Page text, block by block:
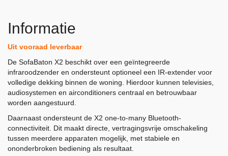
Informatie
Uit vooraad leverbaar
De SofaBaton X2 beschikt over een geïntegreerde
infraroodzender en ondersteunt optioneel een IR-extender voor
volledige dekking binnen de woning. Hierdoor kunnen televisies,
audiosystemen en airconditioners centraal en betrouwbaar
worden aangestuurd.
Daarnaast ondersteunt de X2 one-to-many Bluetooth-
connectiviteit. Dit maakt directe, vertragingsvrije omschakeling
tussen meerdere apparaten mogelijk, met stabiele en
ononderbroken bediening als resultaat.